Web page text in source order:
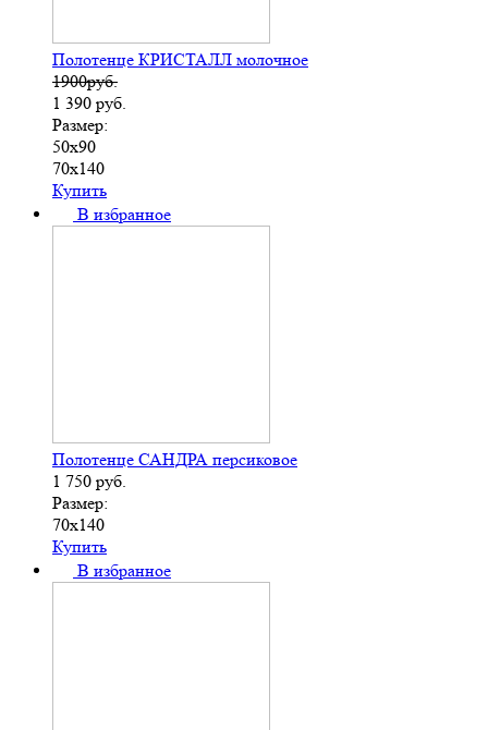
Полотенце КРИСТАЛЛ молочное
1900руб.
1 390 руб.
Размер:
50х90
70х140
Купить
В избранное
Полотенце САНДРА персиковое
1 750 руб.
Размер:
70х140
Купить
В избранное